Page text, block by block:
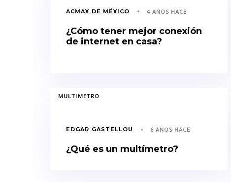
ACMAX DE MÉXICO 4 AÑOS HACE
¿Cómo tener mejor conexión
de internet en casa?
TAGSMULTIMETRO
EDGAR GASTELLOU 6 AÑOS HACE
¿Qué es un multímetro?